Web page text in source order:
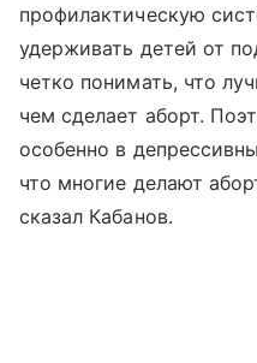
профилактическую
удерживать детей от
четко понимать, что
чем сделает аборт.
особенно в
что многие делают
сказал Кабанов.